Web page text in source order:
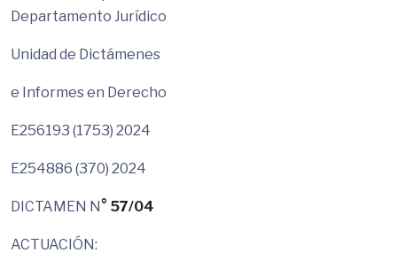
Departamento Jurídico
Unidad de Dictámenes
e Informes en Derecho
E256193 (1753) 2024
E254886 (370) 2024
DICTAMEN N° 57/04
ACTUACIÓN: